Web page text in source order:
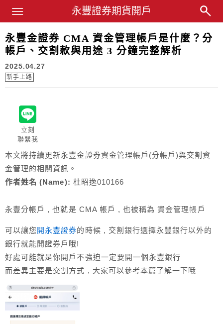
永豐業務經理杜昭逸Blog
永豐證券期貨開戶
Main Menu
永豐金證券 CMA 資金管理帳戶是什麼？分
帳戶、交割款與用途 3 分鐘完整解析
2025.04.27
新手上路
立刻
聯繫我
本文將持續更新永豐金證券資金管理帳戶(分帳戶)與交割資
金管理的相關資訊。
作者姓名 (Name): 杜昭逸010166
永豐分帳戶 , 也就是 CMA 帳戶 , 也被稱為 資金管理帳戶
可以讓您 開永豐證券的時候 , 交割銀行選擇永豐銀行以外的
銀行就能開證券戶哦!
好處可能就是你開戶不強迫一定要開一個永豐銀行
而差異主要是交割方式 , 大家可以參考本篇了解一下哦